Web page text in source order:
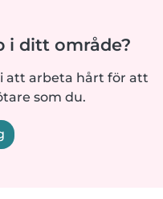
i ditt område?
att arbeta hårt för att
som du.